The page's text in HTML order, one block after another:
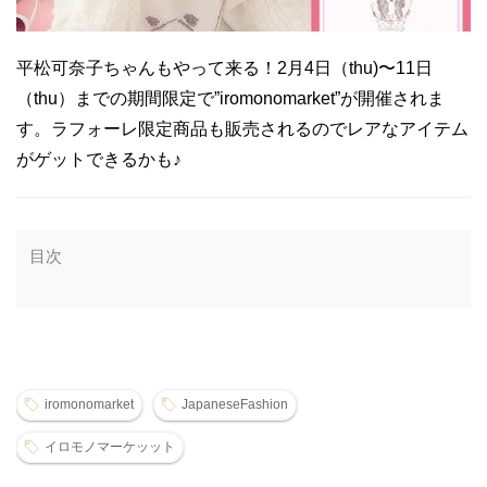
平松可奈子ちゃんもやって来る！2月4日（thu)〜11日
（thu）までの期間限定で”iromonomarket”が開催されま
す。ラフォーレ限定商品も販売されるのでレアなアイテム
がゲットできるかも♪
目次
iromonomarket JapaneseFashion
イロモノマーケッット